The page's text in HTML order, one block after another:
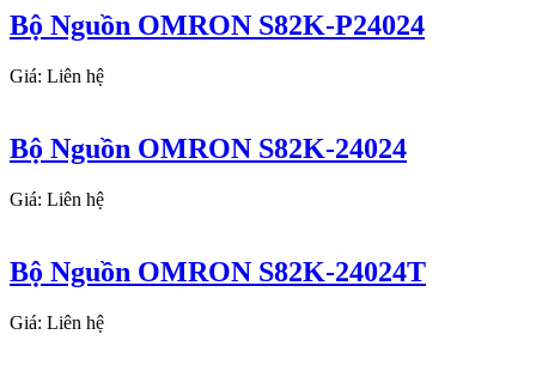
Bộ Nguồn OMRON S82K-P24024
Giá: Liên hệ
Bộ Nguồn OMRON S82K-24024
Giá: Liên hệ
Bộ Nguồn OMRON S82K-24024T
Giá: Liên hệ